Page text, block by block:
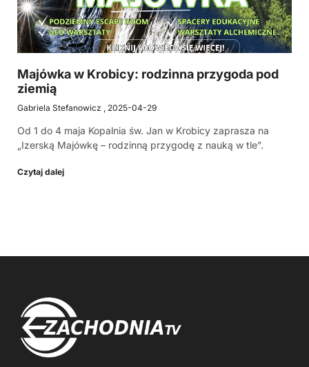
Majówka w Krobicy: rodzinna przygoda pod
ziemią
Gabriela Stefanowicz 2025-04-29
Od 1 do 4 maja Kopalnia św. Jan w Krobicy zaprasza na
„Izerską Majówkę – rodzinną przygodę z nauką w tle”.
Czytaj dalej